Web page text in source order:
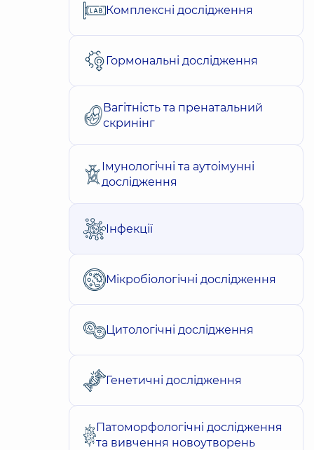
Комплексні дослідження
Гормональні дослідження
Вагітність та пренатальний
скринінг
Імунологічні та аутоімунні
дослідження
Інфекції
Мікробіологічні дослідження
Цитологічні дослідження
Генетичні дослідження
Патоморфологічні дослідження
та вивчення новоутворень